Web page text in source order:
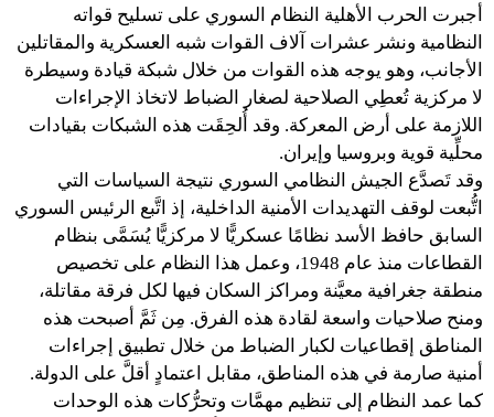
أجبرت الحرب الأهلية النظام السوري على تسليح قواته
النظامية ونشر عشرات آلاف القوات شبه العسكرية والمقاتلين
الأجانب، وهو يوجه هذه القوات من خلال شبكة قيادة وسيطرة
لا مركزية تُعطِي الصلاحية لصغار الضباط لاتخاذ الإجراءات
اللازمة على أرض المعركة. وقد أُلحِقَت هذه الشبكات بقيادات
محلِّية قوية وبروسيا وإيران.
وقد تَصدَّع الجيش النظامي السوري نتيجة السياسات التي
اتُّبعت لوقف التهديدات الأمنية الداخلية، إذ اتَّبع الرئيس السوري
السابق حافظ الأسد نظامًا عسكريًّا لا مركزيًّا يُسَمَّى بنظام
القطاعات منذ عام 1948، وعمل هذا النظام على تخصيص
منطقة جغرافية معيَّنة ومراكز السكان فيها لكل فرقة مقاتلة،
ومنح صلاحيات واسعة لقادة هذه الفرق. مِن ثَمَّ أصبحت هذه
المناطق إقطاعيات لكبار الضباط من خلال تطبيق إجراءات
أمنية صارمة في هذه المناطق، مقابل اعتمادٍ أقلَّ على الدولة.
كما عمد النظام إلى تنظيم مهمَّات وتحرُّكات هذه الوحدات